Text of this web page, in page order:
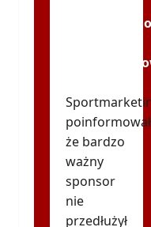
największego
że bardzo
ważny
sponsor
nie
przedłużył